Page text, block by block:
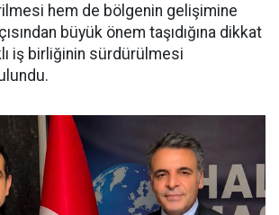
hem de bölgenin gelişimine
büyük önem taşıdığına dikkat
iş birliğinin sürdürülmesi